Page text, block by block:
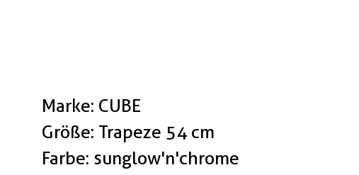
Marke: CUBE
Größe: Trapeze 54 cm
Farbe: sunglow'n'chrome